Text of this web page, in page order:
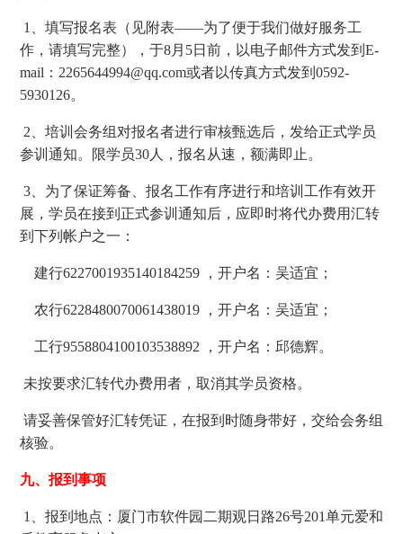
1、填写报名表（见附表——为了便于我们做好服务工
作，请填写完整），于8月5日前，以电子邮件方式发到E-
mail：2265644994@qq.com或者以传真方式发到0592-
5930126。
2、培训会务组对报名者进行审核甄选后，发给正式学员
参训通知。限学员30人，报名从速，额满即止。
3、为了保证筹备、报名工作有序进行和培训工作有效开
展，学员在接到正式参训通知后，应即时将代办费用汇转
到下列帐户之一：
建行6227001935140184259 ，开户名：吴适宜；
农行6228480070061438019 ，开户名：吴适宜；
工行9558804100103538892 ，开户名：邱德辉。
未按要求汇转代办费用者，取消其学员资格。
请妥善保管好汇转凭证，在报到时随身带好，交给会务组
核验。
九、报到事项
1、报到地点：厦门市软件园二期观日路26号201单元爱和